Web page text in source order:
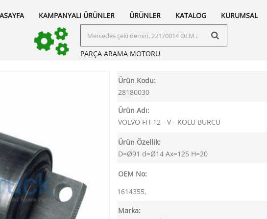
KAMPANYALI ÜRÜNLER ÜRÜNLER KATALOG KURUMSAL
PARÇA ARAMA MOTORU
Ürün Kodu:
28180030
Ürün Adı:
VOLVO FH-12 - V - KOLU BURCU
Ürün Özellik:
D=Ø91 d=Ø14 Ax=125 H=20
OEM No:
1614355,
Marka: